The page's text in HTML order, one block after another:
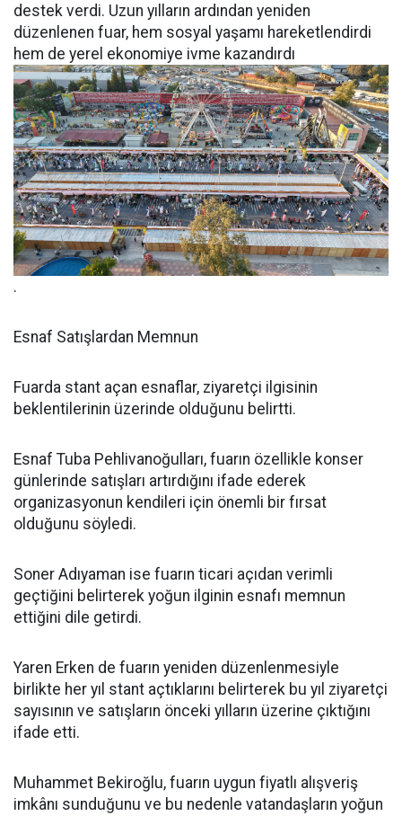
destek verdi. Uzun yılların ardından yeniden
düzenlenen fuar, hem sosyal yaşamı hareketlendirdi
hem de yerel ekonomiye ivme kazandırdı
.
Esnaf Satışlardan Memnun
Fuarda stant açan esnaflar, ziyaretçi ilgisinin
beklentilerinin üzerinde olduğunu belirtti.
Esnaf Tuba Pehlivanoğulları, fuarın özellikle konser
günlerinde satışları artırdığını ifade ederek
organizasyonun kendileri için önemli bir fırsat
olduğunu söyledi.
Soner Adıyaman ise fuarın ticari açıdan verimli
geçtiğini belirterek yoğun ilginin esnafı memnun
ettiğini dile getirdi.
Yaren Erken de fuarın yeniden düzenlenmesiyle
birlikte her yıl stant açtıklarını belirterek bu yıl ziyaretçi
sayısının ve satışların önceki yılların üzerine çıktığını
ifade etti.
Muhammet Bekiroğlu, fuarın uygun fiyatlı alışveriş
imkânı sunduğunu ve bu nedenle vatandaşların yoğun